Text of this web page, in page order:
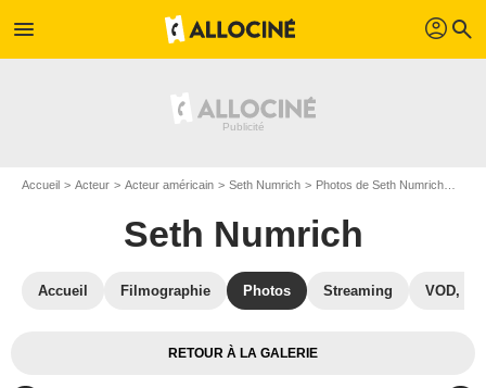
menu profil search
Accueil Acteur Acteur américain Seth Numrich Photos de Seth Numrich
Seth Numrich
Accueil Filmographie Photos Streaming VOD,
RETOUR À LA GALERIE